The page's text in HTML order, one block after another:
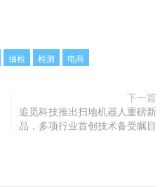
抽检 检测 电商
下一篇
追觅科技推出扫地机器人重磅新
品，多项行业首创技术备受瞩目